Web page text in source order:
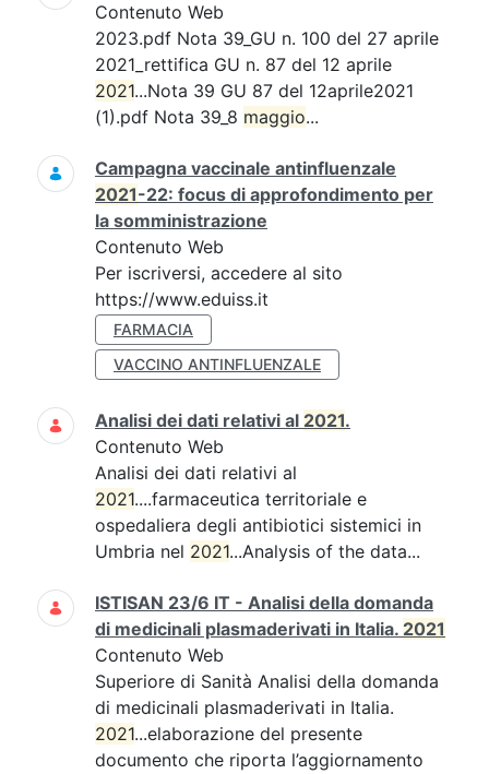
Contenuto Web
2023.pdf Nota 39_GU n. 100 del 27 aprile
2021_rettifica GU n. 87 del 12 aprile
2021...Nota 39 GU 87 del 12aprile2021
(1).pdf Nota 39_8 maggio...
Campagna vaccinale antinfluenzale
2021-22: focus di approfondimento per
la somministrazione
Contenuto Web
Per iscriversi, accedere al sito
https://www.eduiss.it
FARMACIA
VACCINO ANTINFLUENZALE
Analisi dei dati relativi al 2021.
Contenuto Web
Analisi dei dati relativi al
2021....farmaceutica territoriale e
ospedaliera degli antibiotici sistemici in
Umbria nel 2021...Analysis of the data...
ISTISAN 23/6 IT - Analisi della domanda
di medicinali plasmaderivati in Italia. 2021
Contenuto Web
Superiore di Sanità Analisi della domanda
di medicinali plasmaderivati in Italia.
2021...elaborazione del presente
documento che riporta l’aggiornamento